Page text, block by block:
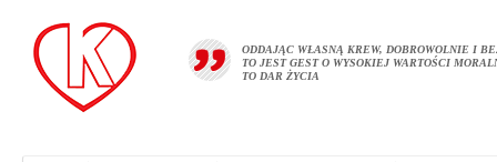
ODDAJĄC WŁASNĄ KREW, DOBROWOLNIE I
TO JEST GEST O WYSOKIEJ WARTOŚCI
TO DAR ŻYCIA